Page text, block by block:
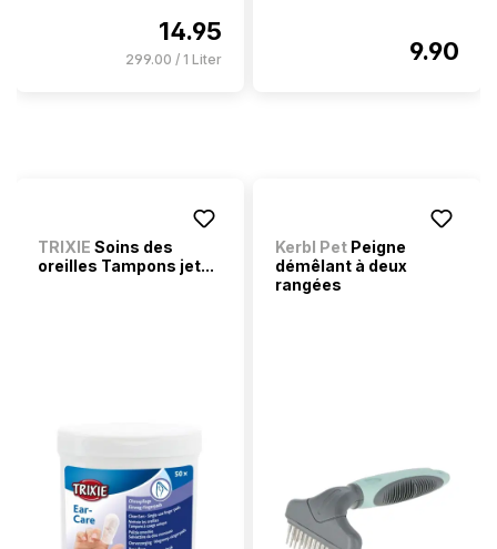
14.95
299.00 / 1 Liter 9.90
TRIXIE Soins des
oreilles Tampons jet...
Kerbl Pet Peigne
démêlant à deux
rangées